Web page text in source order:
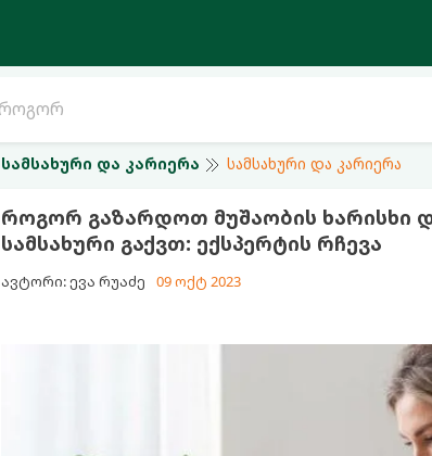
სამსახური და კარიერა სამსახური და კარიერა
როგორ გაზარდოთ მუშაობის ხარისხი
სამსახური გაქვთ: ექსპერტის რჩევა
ავტორი: ევა რუაძე 09 ოქტ 2023